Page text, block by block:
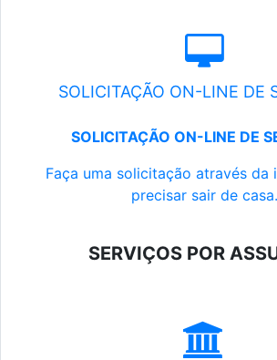
SOLICITAÇÃO ON-LINE DE
SOLICITAÇÃO ON-LINE DE
Faça uma solicitação através da
precisar sair de casa.
SERVIÇOS POR